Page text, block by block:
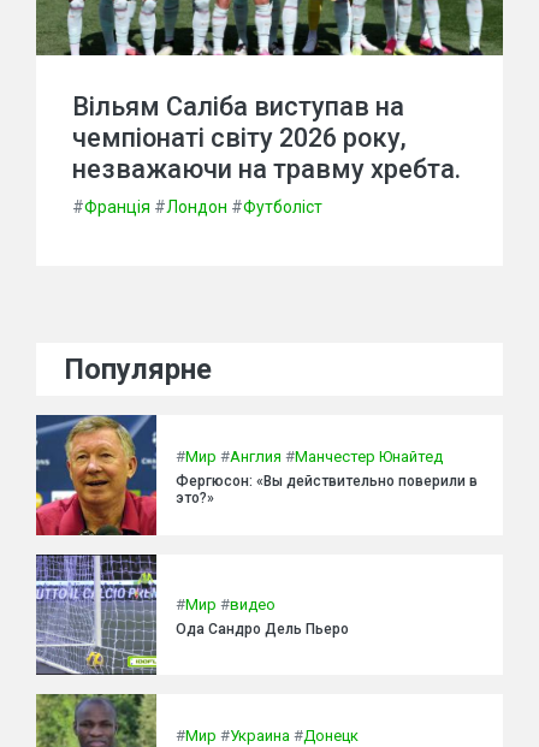
Вільям Саліба виступав на
чемпіонаті світу 2026 року,
незважаючи на травму хребта.
#Франція #Лондон #Футболіст
Популярне
#Мир #Англия #Манчестер Юнайтед
Фергюсон: «Вы действительно поверили в
это?»
#Мир #видео
Ода Сандро Дель Пьеро
#Мир #Украина #Донецк